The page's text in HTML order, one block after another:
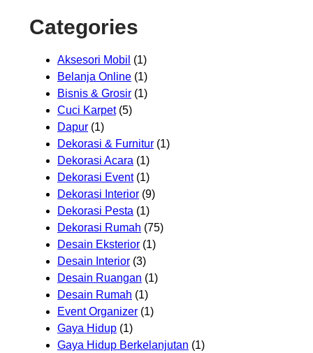
Categories
Aksesori Mobil (1)
Belanja Online (1)
Bisnis & Grosir (1)
Cuci Karpet(5)
Dapur (1)
Dekorasi & Furnitur (1)
Dekorasi Acara (1)
Dekorasi Event(1)
Dekorasi Interior (9)
Dekorasi Pesta (1)
Dekorasi Rumah (75)
Desain Eksterior (1)
Desain Interior (3)
Desain Ruangan (1)
Desain Rumah (1)
Event Organizer (1)
Gaya Hidup (1)
Gaya Hidup Berkelanjutan (1)